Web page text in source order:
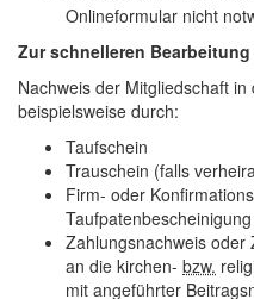
Onlineformular nicht
Zur schnelleren
Nachweis der Mitgliedschaft
beispielsweise durch:
Taufschein
Trauschein (falls
Firm- oder
Taufpatenbescheinigung
Zahlungsnachweis oder
an die kirchen- bzw.
mit angeführter